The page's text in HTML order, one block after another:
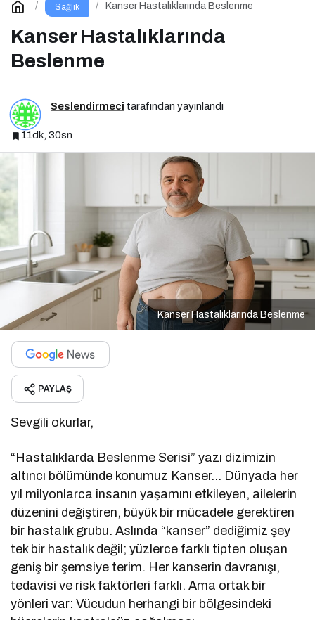
Sağlık Kanser Hastalıklarında Beslenme
Kanser Hastalıklarında
Beslenme
Seslendirmeci tarafından yayınlandı
11dk, 30sn
Kanser Hastalıklarında Beslenme
PAYLAŞ
Sevgili okurlar,
“Hastalıklarda Beslenme Serisi” yazı dizimizin
altıncı bölümünde konumuz Kanser… Dünyada her
yıl milyonlarca insanın yaşamını etkileyen, ailelerin
düzenini değiştiren, büyük bir mücadele gerektiren
bir hastalık grubu. Aslında “kanser” dediğimiz şey
tek bir hastalık değil; yüzlerce farklı tipten oluşan
geniş bir şemsiye terim. Her kanserin davranışı,
tedavisi ve risk faktörleri farklı. Ama ortak bir
yönleri var: Vücudun herhangi bir bölgesindeki